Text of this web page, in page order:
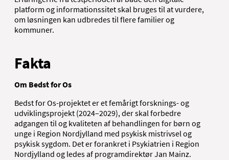
platform og informationssitet skal bruges til at vurdere,
om løsningen kan udbredes til flere familier og
kommuner.
Fakta
Om Bedst for Os
Bedst for Os-projektet er et femårigt forsknings- og
udviklingsprojekt (2024–2029), der skal forbedre
adgangen til og kvaliteten af behandlingen for børn og
unge i Region Nordjylland med psykisk mistrivsel og
psykisk sygdom. Det er forankret i Psykiatrien i Region
Nordjylland og ledes af programdirektør Jan Mainz.